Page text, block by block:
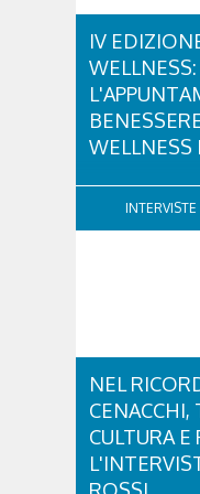
IV
cultura del
Promosso dalla
INTERVISTE
NEL
CULTURA E